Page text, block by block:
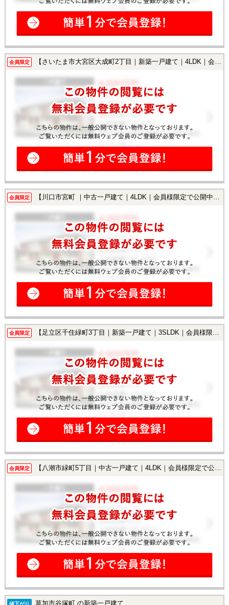
会員限定 【さいたま市大宮区大成町2丁目｜新築一戸建て｜4LDK｜会員様限定で公開中！】
会員限定 【川口市宮町 ｜中古一戸建て｜4LDK｜会員様限定で公開中！】
会員限定 【足立区千住緑町3丁目｜新築一戸建て｜3SLDK｜会員様限定で公開中！】
会員限定 【八潮市緑町5丁目｜中古一戸建て｜4LDK｜会員様限定で公開中！】
値下がり 草加市谷塚町 の新築一戸建て